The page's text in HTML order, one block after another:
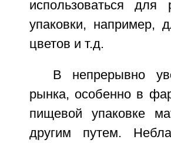
использоваться для
упаковки, например,
цветов и т.д.
В непрерывно
рынка, особенно в
пищевой упаковке
другим путем.